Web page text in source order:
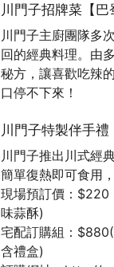
川門子招牌菜【巴
川門子主廚團隊多
回的經典料理。由
秘方，讓喜歡吃辣
口停不下來！
川門子特製伴手禮
川門子推出川式經
簡單復熱即可食用
現場預訂價：$220
味蒜酥)
宅配訂購組：
含禮盒)